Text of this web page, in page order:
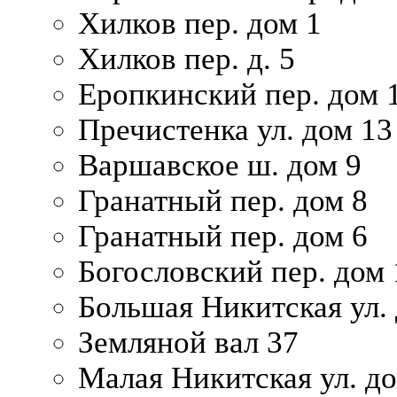
Хилков пер. дом 1
Хилков пер. д. 5
Еропкинский пер. дом
Пречистенка ул. дом 13
Варшавское ш. дом 9
Гранатный пер. дом 8
Гранатный пер. дом 6
Богословский пер.
Большая Никитская
Земляной вал 37
Малая Никитская ул.